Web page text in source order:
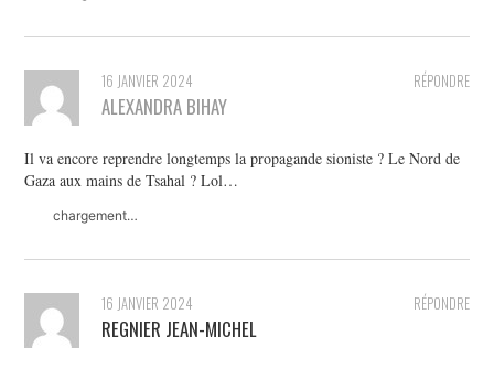
RÉPONDRE
16 JANVIER 2024
ALEXANDRA BIHAY
Il va encore reprendre longtemps la propagande sioniste ? Le Nord de
Gaza aux mains de Tsahal ? Lol…
chargement…
RÉPONDRE
16 JANVIER 2024
REGNIER JEAN-MICHEL